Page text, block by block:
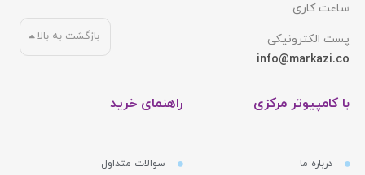
ساعت کاری
پست الکترونیکی
info@markazi.co
با کامپیوتر مرکزی
درباره ما
راهنمای خرید
سوالات متداول
بازگشت به بالا